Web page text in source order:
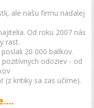
ale našu firmu naďalej
Od roku 2007 nás
rast.
20 000 balíkov.
odoziev - od
(z kritiky sa zas učíme).